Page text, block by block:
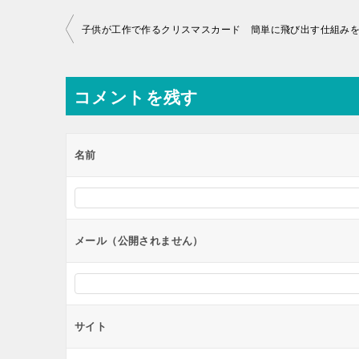
投
ナ
ビ
ー
ョ
ン
子供が工作で作るクリスマスカード 簡単に飛び出す仕組み
コメントを残す
名前
メール（公開されません）
サイト